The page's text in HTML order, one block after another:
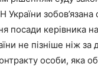
зобов’язана
посади керівника
не пізніше ніж за
особи, яка